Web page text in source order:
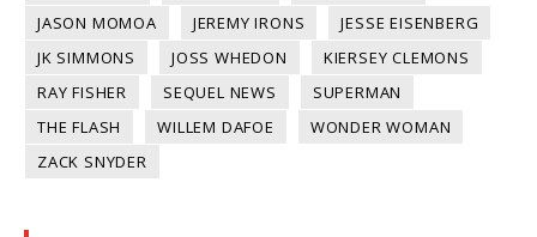
JASON MOMOA
JEREMY IRONS
JESSE EISENBERG
JK SIMMONS
JOSS WHEDON
KIERSEY CLEMONS
RAY FISHER
SEQUEL NEWS
SUPERMAN
THE FLASH
WILLEM DAFOE
WONDER WOMAN
ZACK SNYDER